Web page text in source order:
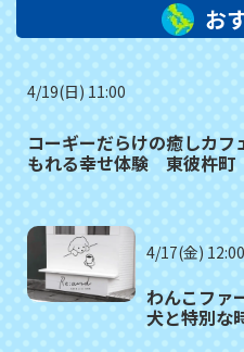
お
4/19(日) 11:00
コーギーだらけの癒しカ
もれる幸せ体験 東彼杵町
4/17(金) 12:00
わんこファ
犬と特別